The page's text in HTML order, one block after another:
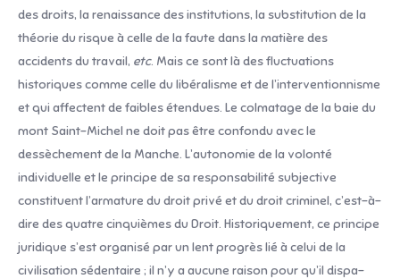
des droits, la renaissance des institutions, la substitution de la
théorie du risque à celle de la faute dans la matière des
accidents du travail, etc. Mais ce sont là des fluctuations
historiques comme celle du libéralisme et de l’interventionnisme
et qui affectent de faibles étendues. Le colmatage de la baie du
mont Saint-Michel ne doit pas être confondu avec le
dessèchement de la Manche. L’autonomie de la volonté
individuelle et le principe de sa responsabilité subjective
constituent l’armature du droit privé et du droit criminel, c’est-à-
dire des quatre cinquièmes du Droit. Historiquement, ce principe
juridique s’est organisé par un lent progrès lié à celui de la
civilisation sédentaire ; il n’y a aucune raison pour qu’il dispa­